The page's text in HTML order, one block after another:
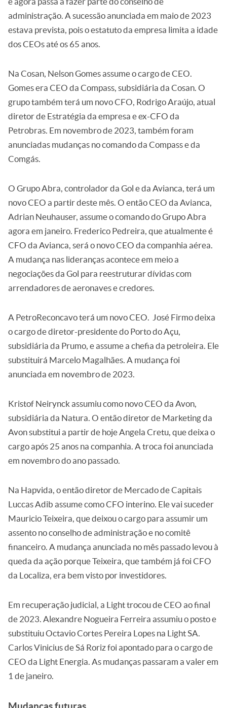
administração. A sucessão anunciada em maio de 2023
estava prevista, pois o estatuto da empresa limita a idade
dos CEOs até os 65 anos.
Na Cosan, Nelson Gomes assume o cargo de CEO.
Gomes era CEO da Compass, subsidiária da Cosan. O
grupo também terá um novo CFO, Rodrigo Araújo, atual
diretor de Estratégia da empresa e ex-CFO da
Petrobras. Em novembro de 2023, também foram
anunciadas mudanças no comando da Compass e da
Comgás.
O Grupo Abra, controlador da Gol e da Avianca, terá um
novo CEO a partir deste mês. O então CEO da Avianca,
Adrian Neuhauser, assume o comando do Grupo Abra
agora em janeiro. Frederico Pedreira, que atualmente é
CFO da Avianca, será o novo CEO da companhia aérea.
A mudança nas lideranças acontece em meio a
negociações da Gol para reestruturar dívidas com
arrendadores de aeronaves e credores.
A PetroReconcavo terá um novo CEO. José Firmo deixa
o cargo de diretor-presidente do Porto do Açu,
subsidiária da Prumo, e assume a chefia da petroleira. Ele
substituirá Marcelo Magalhães. A mudança foi
anunciada em novembro de 2023.
Kristof Neirynck assumiu como novo CEO da Avon,
subsidiária da Natura. O então diretor de Marketing da
Avon substitui a partir de hoje Angela Cretu, que deixa o
cargo após 25 anos na companhia. A troca foi anunciada
em novembro do ano passado.
Na Hapvida, o então diretor de Mercado de Capitais
Luccas Adib assume como CFO interino. Ele vai suceder
Mauricio Teixeira, que deixou o cargo para assumir um
assento no conselho de administração e no comitê
financeiro. A mudança anunciada no mês passado levou à
queda da ação porque Teixeira, que também já foi CFO
da Localiza, era bem visto por investidores.
Em recuperação judicial, a Light trocou de CEO ao final
de 2023. Alexandre Nogueira Ferreira assumiu o posto e
substituiu Octavio Cortes Pereira Lopes na Light SA.
Carlos Vinicius de Sá Roriz foi apontado para o cargo de
CEO da Light Energia. As mudanças passaram a valer em
1 de janeiro.